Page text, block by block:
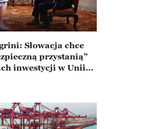
Słowacja chce
przystanią”
inwestycji w Unii